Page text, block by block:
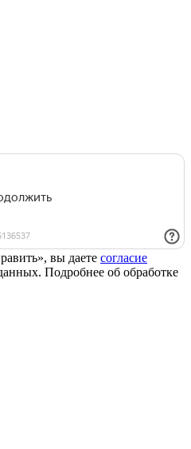
вы даете согласие
Подробнее об обработке